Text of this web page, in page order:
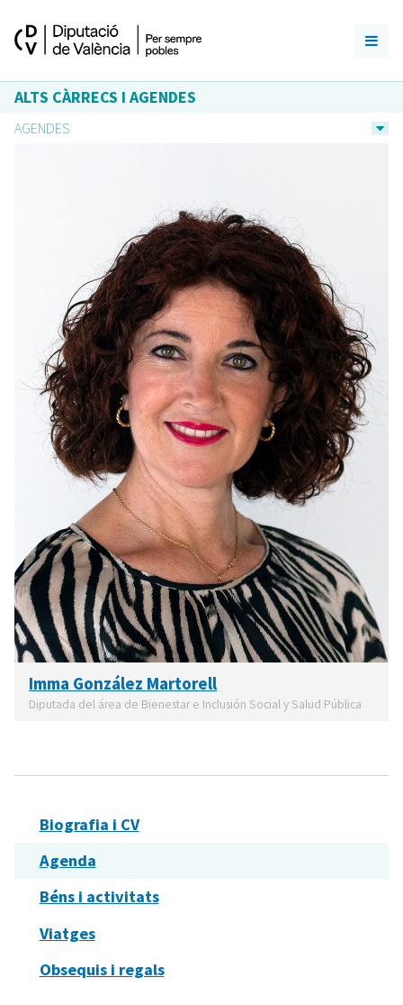
ALTS CÀRRECS I AGENDES
AGENDES
Imma González Martorell
Diputada del área de Bienestar e Inclusión Social y Salud Pública
Biografia i CV
Agenda
Béns i activitats
Viatges
Obsequis i regals